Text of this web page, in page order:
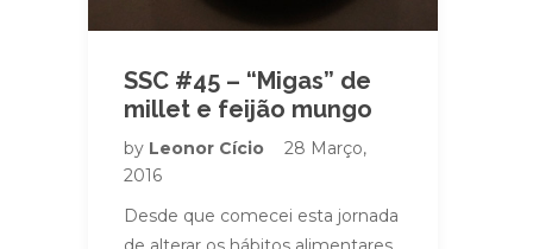
SSC #45 – “Migas” de
millet e feijão mungo
by Leonor Cício
28 Março,
2016
Desde que comecei esta jornada